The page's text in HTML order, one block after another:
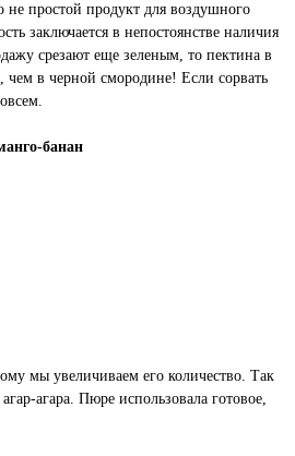
простой продукт для воздушного
заключается в непостоянстве наличия
срезают еще зеленым, то пектина в
чем в черной смородине! Если сорвать
банан
мы увеличиваем его количество. Так
агара. Пюре использовала готовое,